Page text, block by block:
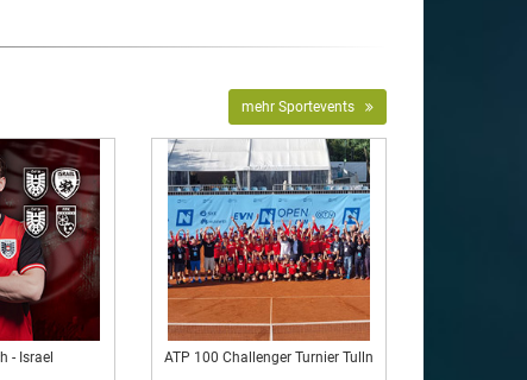
mehr Sportevents
- Israel ATP 100 Challenger Turnier Tulln